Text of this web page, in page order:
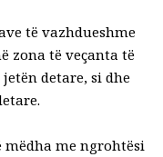
të vazhdueshme
zona të veçanta të
detare, si dhe
mëdha me ngrohtësi